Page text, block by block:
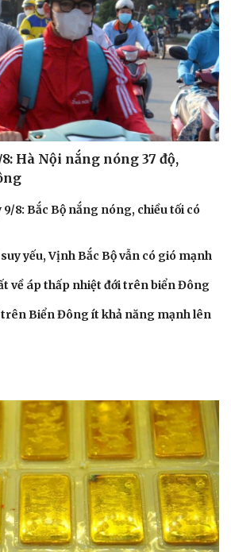
Hà Nội nắng nóng 37 độ,
8: Bắc Bộ nắng nóng, chiều tối có
yếu, Vịnh Bắc Bộ vẫn có gió mạnh
về áp thấp nhiệt đới trên biển Đông
Biển Đông ít khả năng mạnh lên